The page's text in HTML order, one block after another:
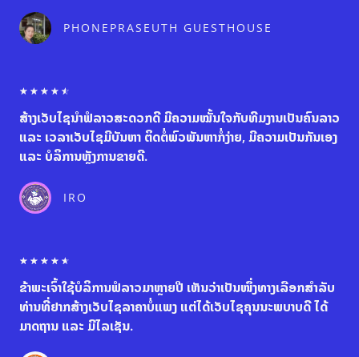
u
PHONEPRASEUTH GUESTHOUSE
☆ ☆ ☆ ☆ ☆
t
e
4
5
o
ສ້າງເວັບໄຊນຳຟໍລາວສະດວກດີ ມີຄວາມໝັ້ນໃຈກັບທີມງານເປັນຄົນລາວ
ແລະ ເວລາເວັບໄຊມີບັນຫາ ຕິດຕໍ່ພົວພັນຫາກໍ່ງ່າຍ, ມີຄວາມເປັນກັນເອງ
ແລະ ບໍລິການຫຼັງການຂາຍດີ.
IRO
☆ ☆ ☆ ☆ ☆
t
e
4
ຂ້າພະເຈົ້າໃຊ້ບໍລິການຟໍລາວມາຫຼາຍປີ ເຫັນວ່າເປັນໜຶ່ງທາງເລືອກສຳລັບ
ທ່ານທີ່ຢາກສ້າງເວັບໄຊລາຄາບໍ່ແພງ ແຕ່ໄດ້ເວັບໄຊຄຸນນະພບາບດີ ໄດ້
ມາດຖານ ແລະ ມີໄລເຊັນ.